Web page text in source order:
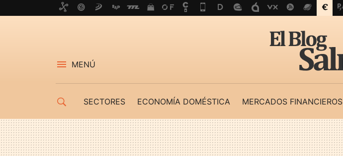
MENÚ
SECTORES ECONOMÍA DOMÉSTICA MERCADOS FINANCIEROS